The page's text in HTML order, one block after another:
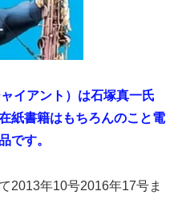
イアント）は石塚真一氏
紙書籍はもちろんのこと電
です。
2013年10号2016年17号ま